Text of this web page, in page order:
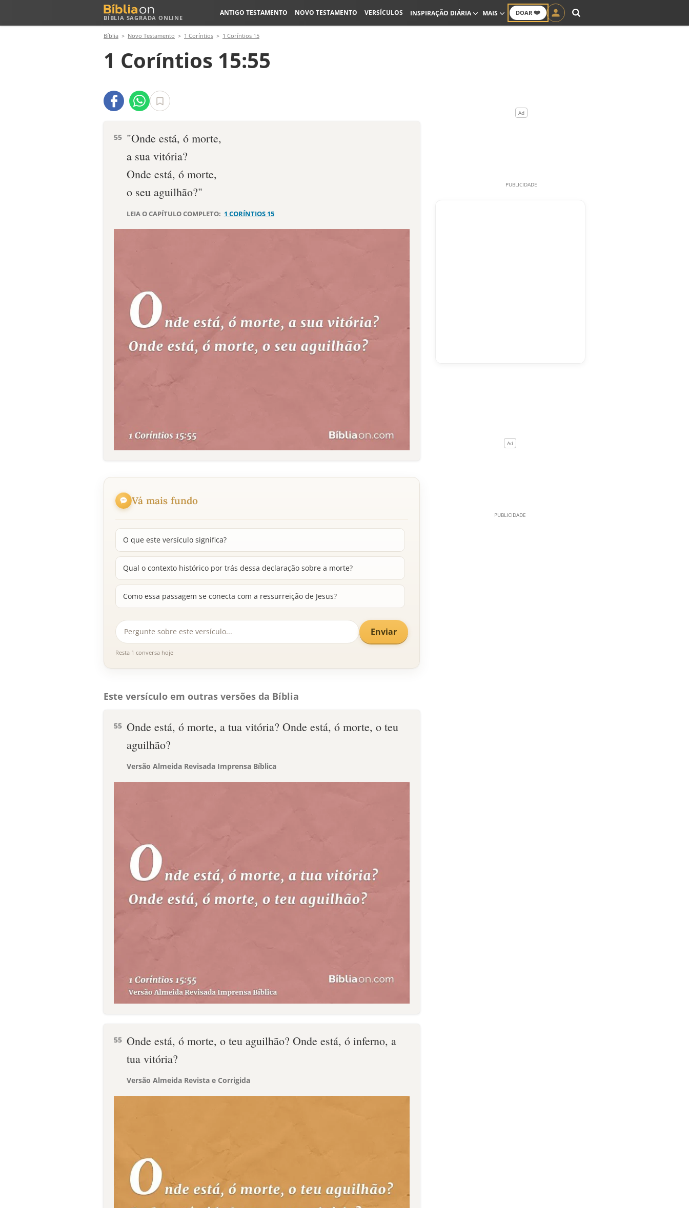
BÍBLIA SAGRADA ONLINE
DOAR ❤️
ANTIGO TESTAMENTO NOVO TESTAMENTO VERSÍCULOS INSPIRAÇÃO DIÁRIA MAIS
Bíblia Novo Testamento 1 Coríntios 1 Coríntios 15
1 Coríntios 15:55
55 "Onde está, ó morte,
a sua vitória?
Onde está, ó morte,
o seu aguilhão?"
LEIA O CAPÍTULO COMPLETO: 1 CORÍNTIOS 15
Vá mais fundo
O que este versículo significa?
Qual o contexto histórico por trás dessa declaração sobre a morte?
Como essa passagem se conecta com a ressurreição de Jesus?
Enviar
Resta 1 conversa hoje
Este versículo em outras versões da Bíblia
55 Onde está, ó morte, a tua vitória? Onde está, ó morte, o teu
aguilhão?
Versão Almeida Revisada Imprensa Bíblica
55 Onde está, ó morte, o teu aguilhão? Onde está, ó inferno, a
tua vitória?
Versão Almeida Revista e Corrigida